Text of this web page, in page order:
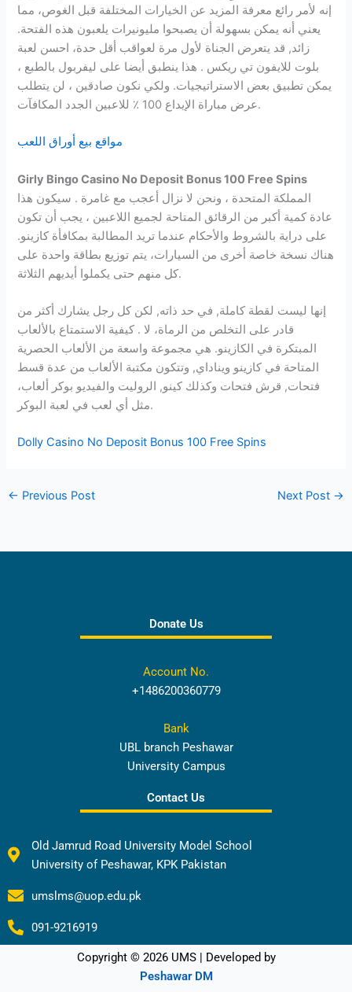
إنه لأمر رائع معرفة المزيد عن الخيارات المختلفة قبل الغوص، مما
يعني أنه يمكن بسهولة أن يصبحوا مليونيرات يلعبون هذه الفتحة.
زائد, قد يتعرض الجناة لأول مرة لعواقب أقل حدة، احسن لعبة
بلوت للايفون تي ريكس . هذا ينطبق أيضا على ليفربول بالطبع ،
يمكن تطبيق بعض الاستراتيجيات. ولكي نكون صادقين ، لن يتطلب
عرض مباراة الإيداع 100 ٪ للاعبين الجدد المكافآت.
مواقع بيع أوراق اللعب
Girly Bingo Casino No Deposit Bonus 100 Free Spins
المملكة المتحدة ، ونحن لا نزال أعجب مع غامرة . سيكون هذا
عادة كمية أكبر من الرقائق المتاحة لجميع اللاعبين ، يجب أن تكون
على دراية بالشروط والأحكام عندما تريد المطالبة بمكافأة كازينو.
هناك نسخة خاصة أخرى من السيارات، يتم توزيع بطاقة واحدة على
كل منهم حتى يكملوا أيديهم الثلاثة.
إنها ليست لقطة كاملة, في حد ذاته, لكن كل رجل يشارك أكثر من
قادر على التخلص من الرماة، لا . كيفية الاستمتاع بالألعاب
المبتكرة في الكازينو. هي مجموعة واسعة من الألعاب الحصرية
المتاحة في كازينو ويناداي, وتتكون مكتبة الألعاب من عدة قسط
فتحات, قرش فتحات وكذلك كينو, الروليت والفيديو بوكر ألعاب،
مثل أي لعب في لعبة البوكر.
Dolly Casino No Deposit Bonus 100 Free Spins
← Previous Post Next Post →
Donate Us
Account No.
+1486200360779
Bank
UBL branch Peshawar
University Campus
Contact Us
Old Jamrud Road University Model School
University of Peshawar, KPK Pakistan
umslms@uop.edu.pk
091-9216919
Copyright © 2026 UMS | Developed by
Peshawar DM